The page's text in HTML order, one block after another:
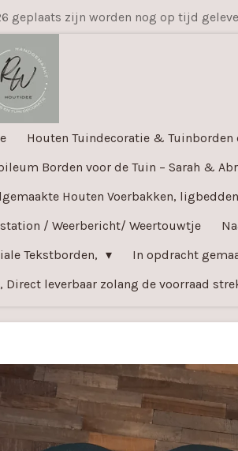
geplaats zijn worden nog op tijd
Houten Tuindecoratie & Tuinborden
Borden voor de Tuin – Sarah &
Houten Voerbakken,
/ Weerbericht/ Weertouwtje
Tekstborden,
In opdracht
Direct leverbaar zolang de voorraad